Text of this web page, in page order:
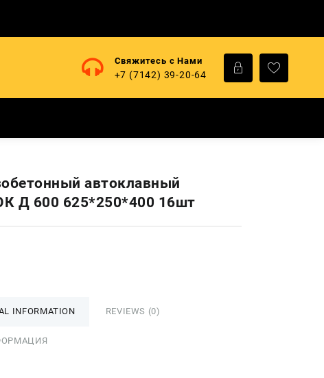
Свяжитесь с Нами
+7 (7142) 39-20-64
автоклавный
Д 600 625*250*400 16шт
INFORMATION REVIEWS (0)